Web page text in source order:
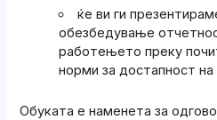
ќе ви ги
обезбедување
работењето преку
норми за достапност
Обуката е наменета за